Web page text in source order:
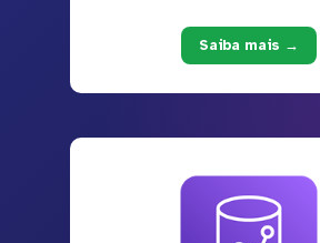
Saiba mais →